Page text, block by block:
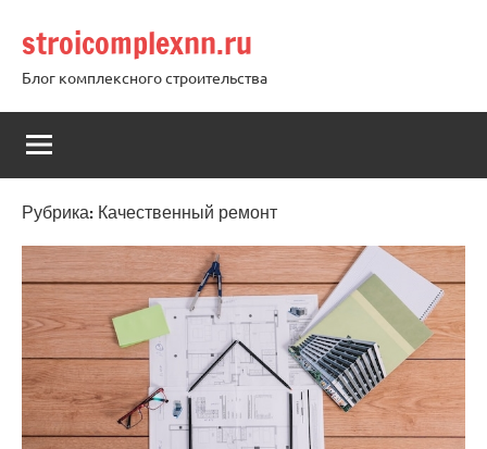
содержимому
stroicomplexnn.ru
Блог комплексного строительства
Рубрика: Качественный ремонт